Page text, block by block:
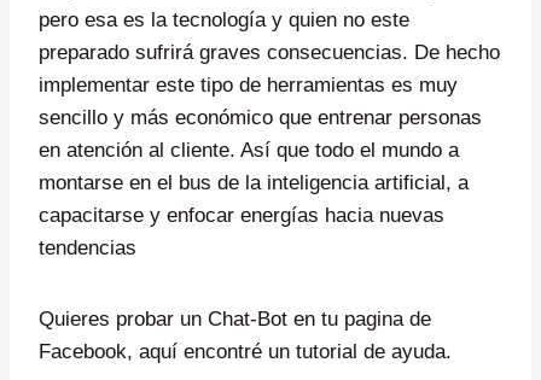
pero esa es la tecnología y quien no este
preparado sufrirá graves consecuencias. De hecho
implementar este tipo de herramientas es muy
sencillo y más económico que entrenar personas
en atención al cliente. Así que todo el mundo a
montarse en el bus de la inteligencia artificial, a
capacitarse y enfocar energías hacia nuevas
tendencias
Quieres probar un Chat-Bot en tu pagina de
Facebook, aquí encontré un tutorial de ayuda.